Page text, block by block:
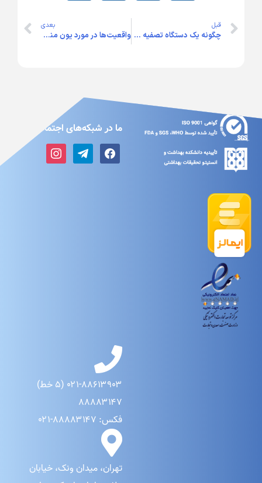
قبل
چگونه یک دستگاه تصفیه هوا بسازیم؟
بعدی
واقعیت‌ها در مورد یون منفی
ما در شبکه‌های اجتماعی
۰۲۱-۸۸۶۱۳۹۰۳ (۵ خط)
۸۸۸۸۳۱۴۷
فکس: ۸۸۸۸۳۱۴۷-۰۲۱
تهران، میدان ونک، خیابان